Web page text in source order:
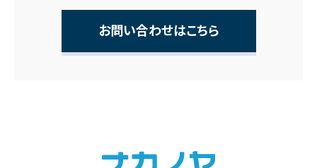
お問い合わせはこちら